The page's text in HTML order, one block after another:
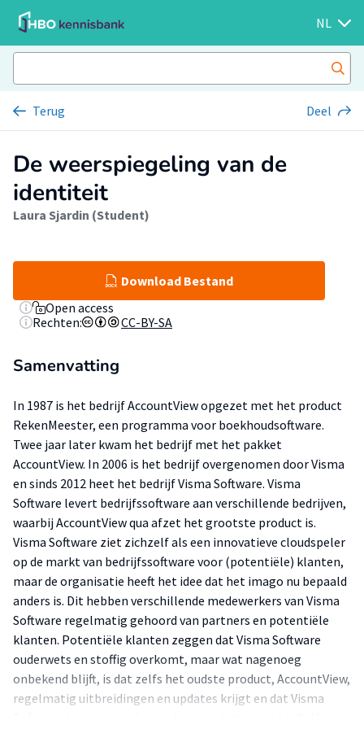
NL
Terug Deel
De weerspiegeling van de
identiteit
Laura Sjardin (Student)
Download Bestand
Open access
Rechten:
CC-BY-SA
Samenvatting
In 1987 is het bedrijf AccountView opgezet met het product
RekenMeester, een programma voor boekhoudsoftware.
Twee jaar later kwam het bedrijf met het pakket
AccountView. In 2006 is het bedrijf overgenomen door Visma
en sinds 2012 heet het bedrijf Visma Software. Visma
Software levert bedrijfssoftware aan verschillende bedrijven,
waarbij AccountView qua afzet het grootste product is.
Visma Software ziet zichzelf als een innovatieve cloudspeler
op de markt van bedrijfssoftware voor (potentiële) klanten,
maar de organisatie heeft het idee dat het imago nu bepaald
anders is. Dit hebben verschillende medewerkers van Visma
Software regelmatig gehoord van partners en potentiële
klanten. Potentiële klanten zeggen dat Visma Software
ouderwets en stoffig overkomt, maar wat nagenoeg
onbekend blijft, is dat zelfs het oudste product, AccountView,
regelmatig uitbreidingen en updates krijgt en dat Visma